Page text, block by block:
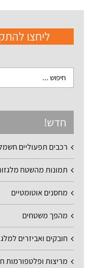
ליחצו
חדש!
רכבים תפעוליים
תמונות מהשטח
מחסנים אוטומטיים
מהפך משטחים
חובקים ואביזרים
מריצות ופלטפורמות